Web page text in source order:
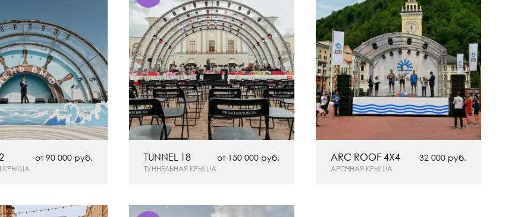
от 90 000 руб.
КРЫША
от 150 000 руб.
ТУННЕЛЬНАЯ КРЫША
TUNNEL 18 32 000 руб.
АРОЧНАЯ КРЫША
ARC ROOF 4Х4